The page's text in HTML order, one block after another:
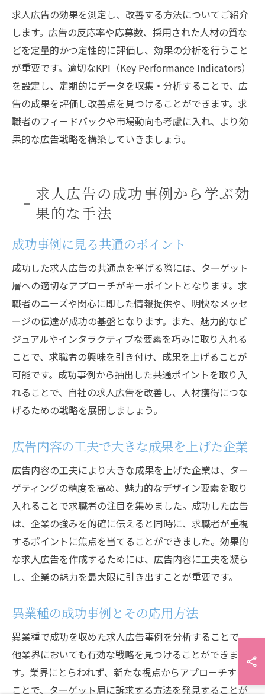
求人広告の効果を測定し、改善する方法についてご紹介
します。広告の反応率や応募数、採用された人材の質な
どを定量的かつ定性的に評価し、効果の分析を行うこと
が重要です。適切なKPI（Key Performance Indicators）
を設定し、定期的にデータを収集・分析することで、広
告の成果を評価し改善点を見つけることができます。求
職者のフィードバックや市場動向も考慮に入れ、より効
果的な広告戦略を構築していきましょう。
求人広告の成功事例から学ぶ効
果的な手法
成功事例に見る共通のポイント
成功した求人広告の共通点を挙げる際には、ターゲット
層への適切なアプローチがキーポイントとなります。求
職者のニーズや関心に即した情報提供や、明快なメッセ
ージの伝達が成功の基盤となります。また、魅力的なビ
ジュアルやインタラクティブな要素を巧みに取り入れる
ことで、求職者の興味を引き付け、成果を上げることが
可能です。成功事例から抽出した共通ポイントを取り入
れることで、自社の求人広告を改善し、人材獲得につな
げるための戦略を展開しましょう。
広告内容の工夫で大きな成果を上げた企業
広告内容の工夫により大きな成果を上げた企業は、ター
ゲティングの精度を高め、魅力的なデザイン要素を取り
入れることで求職者の注目を集めました。成功した広告
は、企業の強みを的確に伝えると同時に、求職者が重視
するポイントに焦点を当てることができました。効果的
な求人広告を作成するためには、広告内容に工夫を凝ら
し、企業の魅力を最大限に引き出すことが重要です。
異業種の成功事例とその応用方法
異業種で成功を収めた求人広告事例を分析することで、
他業界においても有効な戦略を見つけることができま
す。業界にとらわれず、新たな視点からアプローチする
ことで、ターゲット層に訴求する方法を発見することが